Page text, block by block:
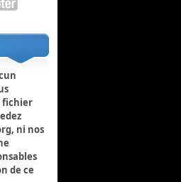
fichier
ni nos
de ce